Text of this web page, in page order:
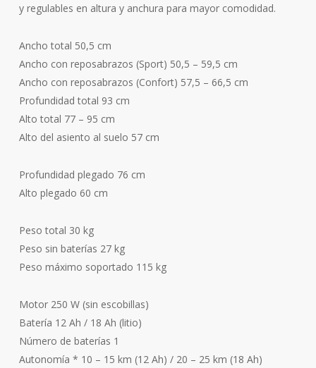
y regulables en altura y anchura para mayor comodidad.
Ancho total 50,5 cm
Ancho con reposabrazos (Sport) 50,5 – 59,5 cm
Ancho con reposabrazos (Confort) 57,5 – 66,5 cm
Profundidad total 93 cm
Alto total 77 – 95 cm
Alto del asiento al suelo 57 cm
Profundidad plegado 76 cm
Alto plegado 60 cm
Peso total 30 kg
Peso sin baterías 27 kg
Peso máximo soportado 115 kg
Motor 250 W (sin escobillas)
Batería 12 Ah / 18 Ah (litio)
Número de baterías 1
Autonomía * 10 – 15 km (12 Ah) / 20 – 25 km (18 Ah)